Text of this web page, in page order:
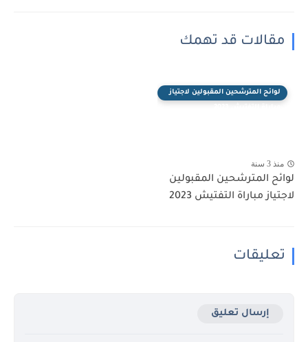
مقالات قد تهمك
لوائح المترشحين المقبولين لاجتياز
منذ 3 سنة
لوائح المترشحين المقبولين
لاجتياز مباراة التفتيش 2023
تعليقات
إرسال تعليق